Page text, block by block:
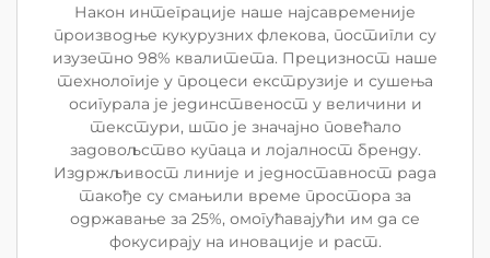
Након интеграције наше најсавременије
производње кукурузних флекова, постигли су
изузетно 98% квалитета. Прецизност наше
технологије у процеси екструзије и сушења
осигурала је јединственост у величини и
текстури, што је значајно повећало
задовољство купаца и лојалност бренду.
Издржљивост линије и једноставност рада
такође су смањили време простора за
одржавање за 25%, омогућавајући им да се
фокусирају на иновације и раст.